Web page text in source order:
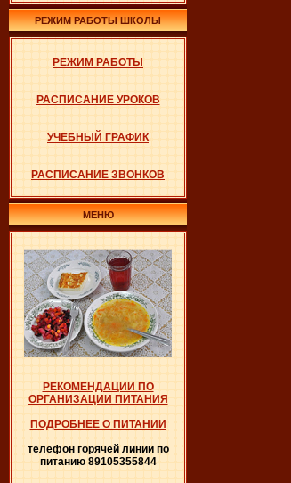
РЕЖИМ РАБОТЫ ШКОЛЫ
РЕЖИМ РАБОТЫ
РАСПИСАНИЕ УРОКОВ
УЧЕБНЫЙ ГРАФИК
РАСПИСАНИЕ ЗВОНКОВ
МЕНЮ
РЕКОМЕНДАЦИИ ПО
ОРГАНИЗАЦИИ ПИТАНИЯ
ПОДРОБНЕЕ О ПИТАНИИ
телефон горячей линии по
питанию 89105355844